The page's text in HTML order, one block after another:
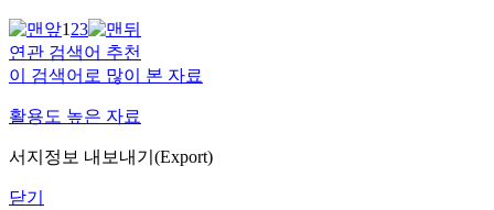
123
연관 검색어 추천
이 검색어로 많이 본 자료
활용도 높은 자료
서지정보 내보내기(Export)
닫기